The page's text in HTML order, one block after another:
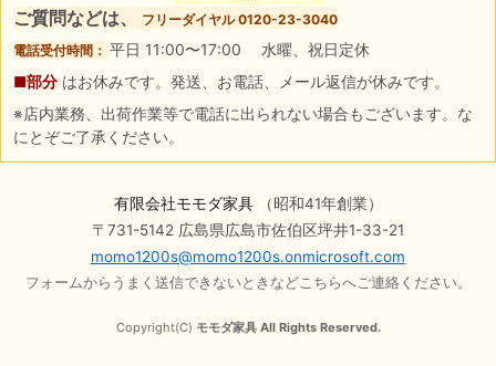
ご質問などは、
フリーダイヤル 0120-23-3040
電話受付時間： 平日 11:00〜17:00 水曜、祝日定休
■部分 はお休みです。発送、お電話、メール返信が休みです。
※店内業務、出荷作業等で電話に出られない場合もございます。な
にとぞご了承ください。
有限会社モモダ家具（昭和41年創業）
〒731-5142 広島県広島市佐伯区坪井1-33-21
momo1200s@momo1200s.onmicrosoft.com
フォームからうまく送信できないときなどこちらへご連絡ください。
Copyright(C) モモダ家具 All Rights Reserved.